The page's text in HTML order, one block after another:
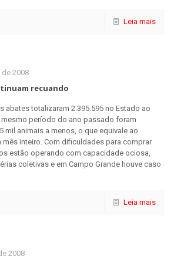
Leia mais
2008
recuando
abates totalizaram 2.395.595 no Estado ao
período do ano passado foram
mil animais a menos, o que equivale ao
mês inteiro. Com dificuldades para comprar
estão operando com capacidade ociosa,
coletivas e em Campo Grande houve caso
Leia mais
2008